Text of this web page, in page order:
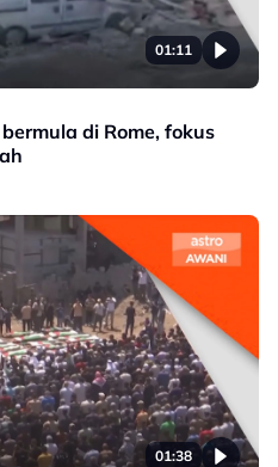
01:11
di Rome, fokus
01:38